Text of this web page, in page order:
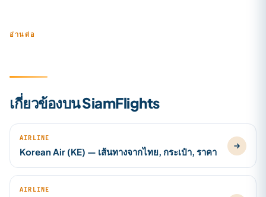
อ่านต่อ
เกี่ยวข้องบน SiamFlights
AIRLINE
Korean Air (KE) — เส้นทางจากไทย, กระเป๋า, ราคา
AIRLINE